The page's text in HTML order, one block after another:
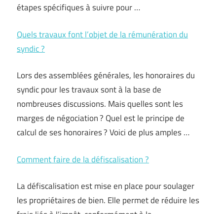
étapes spécifiques à suivre pour …
Quels travaux font l’objet de la rémunération du
syndic ?
Lors des assemblées générales, les honoraires du
syndic pour les travaux sont à la base de
nombreuses discussions. Mais quelles sont les
marges de négociation ? Quel est le principe de
calcul de ses honoraires ? Voici de plus amples …
Comment faire de la défiscalisation ?
La défiscalisation est mise en place pour soulager
les propriétaires de bien. Elle permet de réduire les